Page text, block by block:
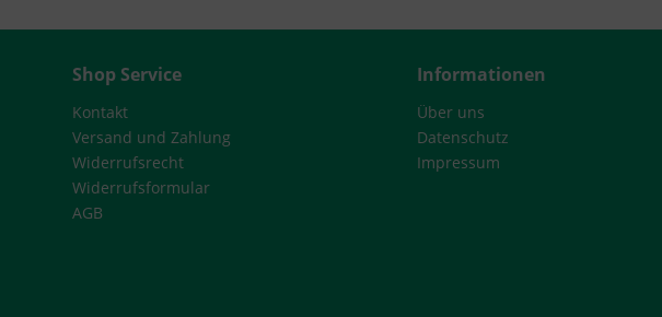
Shop Service
Kontakt
Versand und Zahlung
Widerrufsrecht
Widerrufsformular
AGB
Informationen
Über uns
Datenschutz
Impressum